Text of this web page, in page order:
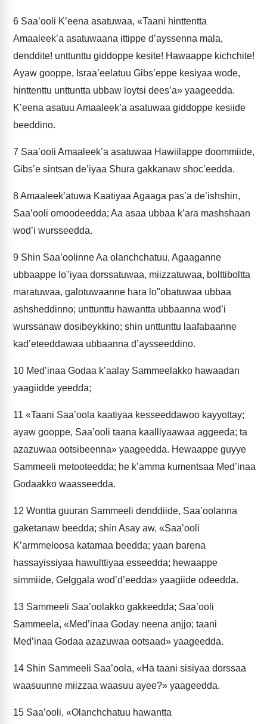
6 Saa’ooli K’eena asatuwaa, «Taani hinttentta
Amaaleek’a asatuwaana ittippe d’ayssenna mala,
denddite! unttunttu giddoppe kesite! Hawaappe kichchite!
Ayaw gooppe, Israa’eelatuu Gibs’eppe kesiyaa wode,
hinttenttu unttuntta ubbaw loytsi dees’a» yaageedda.
K’eena asatuu Amaaleek’a asatuwaa giddoppe kesiide
beeddino.
7 Saa’ooli Amaaleek’a asatuwaa Hawiilappe doommiide,
Gibs’e sintsan de’iyaa Shura gakkanaw shoc’eedda.
8Amaaleek’atuwa Kaatiyaa Agaaga pas’a de’ishshin,
Saa’ooli omoodeedda; Aa asaa ubbaa k’ara mashshaan
wod’i wursseedda.
9 Shin Saa’oolinne Aa olanchchatuu, Agaaganne
ubbaappe lo"iyaa dorssatuwaa, miizzatuwaa, bolttiboltta
maratuwaa, galotuwaanne hara lo"obatuwaa ubbaa
ashsheddinno; unttunttu hawantta ubbaanna wod’i
wurssanaw dosibeykkino; shin unttunttu laafabaanne
kad’eteeddawaa ubbaanna d’aysseeddino.
10 Med’inaa Godaa k’aalay Sammeelakko hawaadan
yaagiidde yeedda;
11 «Taani Saa’oola kaatiyaa kesseeddawoo kayyottay;
ayaw gooppe, Saa’ooli taana kaalliyaawaa aggeeda; ta
azazuwaa ootsibeenna» yaageedda. Hewaappe guyye
Sammeeli metooteedda; he k’amma kumentsaa Med’inaa
Godaakko waasseedda.
12 Wontta guuran Sammeeli denddiide, Saa’oolanna
gaketanaw beedda; shin Asay aw, «Saa’ooli
K’armmeloosa katamaa beedda; yaan barena
hassayissiyaa hawulttiyaa esseedda; hewaappe
simmiide, Gelggala wod’d’eedda» yaagiide odeedda.
13 Sammeeli Saa’oolakko gakkeedda; Saa’ooli
Sammeela, «Med’inaa Goday neena anjjo; taani
Med’inaa Godaa azazuwaa ootsaad» yaageedda.
14 Shin Sammeeli Saa’oola, «Ha taani sisiyaa dorssaa
waasuunne miizzaa waasuu ayee?» yaageedda.
15 Saa’ooli, «Olanchchatuu hawantta